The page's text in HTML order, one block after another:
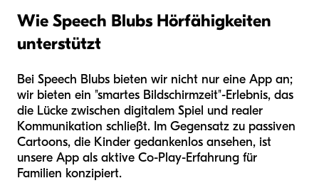
Wie Speech Blubs Hörfähigkeiten
unterstützt
Bei Speech Blubs bieten wir nicht nur eine App an;
wir bieten ein "smartes Bildschirmzeit"-Erlebnis, das
die Lücke zwischen digitalem Spiel und realer
Kommunikation schließt. Im Gegensatz zu passiven
Cartoons, die Kinder gedankenlos ansehen, ist
unsere App als aktive Co-Play-Erfahrung für
Familien konzipiert.